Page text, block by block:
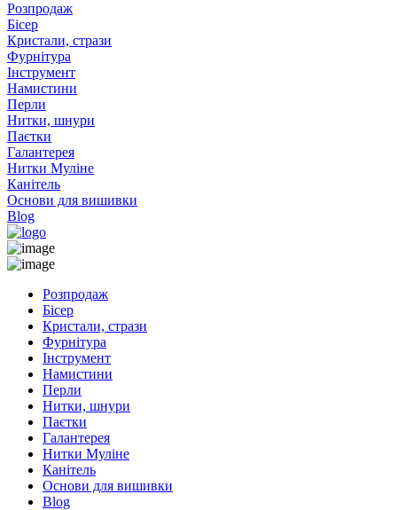
Розпродаж
Бісер
Кристали, стрази
Фурнітура
Інструмент
Намистини
Перли
Нитки, шнури
Паєтки
Галантерея
Нитки Муліне
Канітель
Основи для вишивки
Blog
Розпродаж
Бісер
Кристали, стрази
Фурнітура
Інструмент
Намистини
Перли
Нитки, шнури
Паєтки
Галантерея
Нитки Муліне
Канітель
Основи для вишивки
Blog